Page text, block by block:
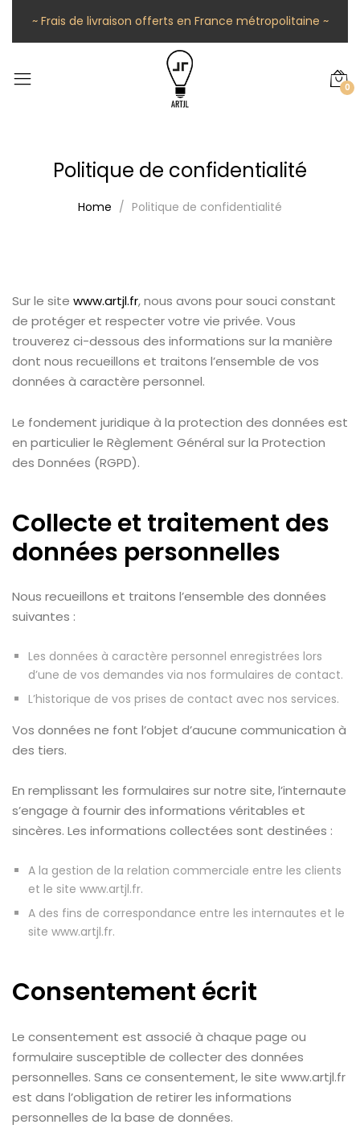
~ Frais de livraison offerts en France métropolitaine ~
0
Politique de confidentialité
Home Politique de confidentialité
Sur le site www.artjl.fr, nous avons pour souci constant
de protéger et respecter votre vie privée. Vous
trouverez ci-dessous des informations sur la manière
dont nous recueillons et traitons l’ensemble de vos
données à caractère personnel.
Le fondement juridique à la protection des données est
en particulier le Règlement Général sur la Protection
des Données (RGPD).
Collecte et traitement des
données personnelles
Nous recueillons et traitons l’ensemble des données
suivantes :
Les données à caractère personnel enregistrées lors
d’une de vos demandes via nos formulaires de contact.
L’historique de vos prises de contact avec nos services.
Vos données ne font l’objet d’aucune communication à
des tiers.
En remplissant les formulaires sur notre site, l’internaute
s’engage à fournir des informations véritables et
sincères. Les informations collectées sont destinées :
A la gestion de la relation commerciale entre les clients
et le site www.artjl.fr.
A des fins de correspondance entre les internautes et le
site www.artjl.fr.
Consentement écrit
Le consentement est associé à chaque page ou
formulaire susceptible de collecter des données
personnelles. Sans ce consentement, le site www.artjl.fr
est dans l’obligation de retirer les informations
personnelles de la base de données.